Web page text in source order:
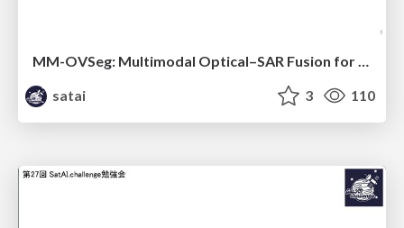
MM-OVSeg: Multimodal Optical–SAR Fusion for Open-Vocabulary Segmentation in Remote Sensing
satai
3 110